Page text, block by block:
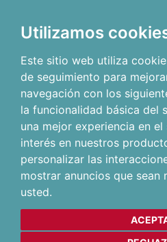
Utilizamos
Este sitio web utiliza
de seguimiento para
navegación con los
la funcionalidad básica del
una mejor experiencia en
interés en nuestros
personalizar las
mostrar anuncios que sean
usted.